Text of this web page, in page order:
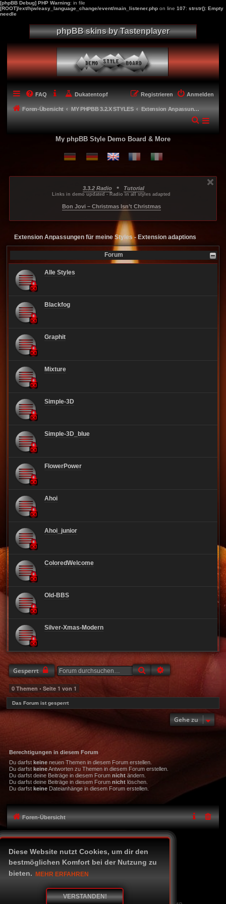
Diese Website nutzt Cookies, um dir den
bestmöglichen Komfort bei der Nutzung zu
bieten. MEHR ERFAHREN
VERSTANDEN!
[phpBB Debug] PHP Warning: in file
[ROOT]/ext/hjw/easy_language_change/event/main_listener.php on line 107: strstr(): Empty
needle
phpBB skins by Tastenplayer
FAQ Dukatentopf Anmelden
Registrieren
Foren-Übersicht MY PHPBB 3.2.X STYLES Extension Anpassungen für meine Styles - Extension adaptions
My phpBB Style Demo Board & More
3.3.2 Radio • Tutorial
Links in demo updated - Radio in all styles adapted
Bon Jovi – Christmas Isn’t Christmas
Extension Anpassungen für meine Styles - Extension adaptions
Forum
Alle Styles
Blackfog
Graphit
Mixture
Simple-3D
Simple-3D_blue
FlowerPower
Ahoi
Ahoi_junior
ColoredWelcome
Old-BBS
Silver-Xmas-Modern
Gesperrt Suche
0 Themen • Seite 1 von 1
Das Forum ist gesperrt
Gehe zu
Berechtigungen in diesem Forum
Du darfst keineneuen Themen in diesem Forum erstellen.
Du darfst keineAntworten zu Themen in diesem Forum erstellen.
Du darfst deine Beiträge in diesem Forum nichtändern.
Du darfst deine Beiträge in diesem Forum nichtlöschen.
Du darfst keineDateianhänge in diesem Forum erstellen.
Foren-Übersicht
Alle Zeiten sindUTC+02:00
® Forum Software © phpBB Limited
Deutsche Übersetzung durch
Datenschutz|Nutzungsbedingungen